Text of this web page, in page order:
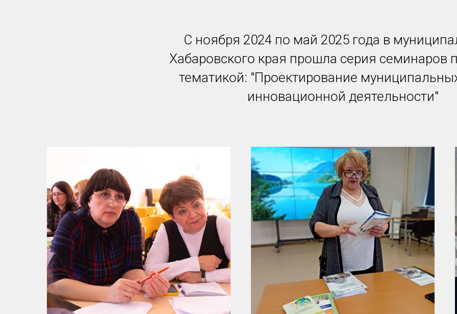
С ноября 2024 по май 2025 года в
Хабаровского края прошла серия семинаров
тематикой: "Проектирование
инновационной деятельности"